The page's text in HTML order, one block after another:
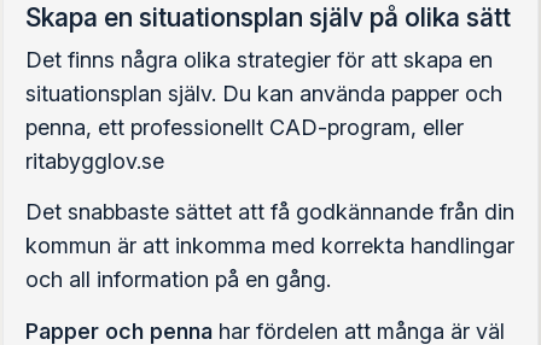
Skapa en situationsplan själv på olika sätt
Det finns några olika strategier för att skapa en
situationsplan själv. Du kan använda papper och
penna, ett professionellt CAD-program, eller
ritabygglov.se
Det snabbaste sättet att få godkännande från din
kommun är att inkomma med korrekta handlingar
och all information på en gång.
Papper och penna har fördelen att många är väl